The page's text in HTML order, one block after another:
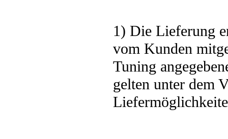
1) Die Lieferung
vom Kunden
Tuning
gelten unter dem